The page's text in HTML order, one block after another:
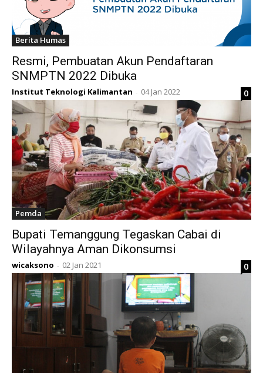
Berita Humas
Resmi, Pembuatan Akun Pendaftaran
SNMPTN 2022 Dibuka
Institut Teknologi Kalimantan - 04 Jan 2022 0
Pemda
Bupati Temanggung Tegaskan Cabai di
Wilayahnya Aman Dikonsumsi
wicaksono - 02 Jan 2021 0